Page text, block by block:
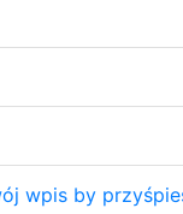
wpis by